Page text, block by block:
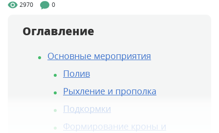
2970 0
Оглавление
Основные мероприятия
Полив
Рыхление и прополка
Подкормки
Формирование кроны и